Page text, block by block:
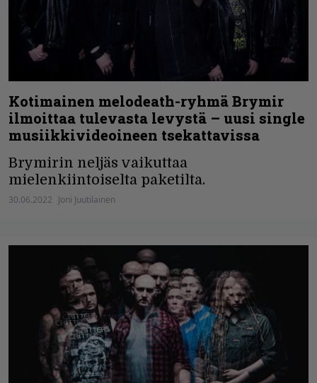
Kotimainen melodeath-ryhmä Brymir
ilmoittaa tulevasta levystä – uusi single
musiikkivideoineen tsekattavissa
Brymirin neljäs vaikuttaa
mielenkiintoiselta paketilta.
30.06.2022 Joni Juutilainen